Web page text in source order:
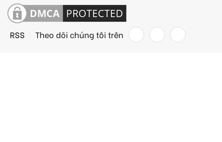
RSS Theo dõi chúng tôi trên